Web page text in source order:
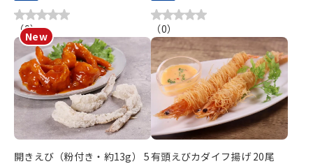
（0） （0）
開きえび（粉付き・約13g） 5有頭えびカダイフ揚げ 20尾